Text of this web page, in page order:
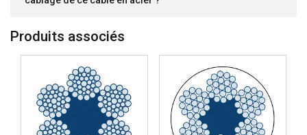
Produits associés